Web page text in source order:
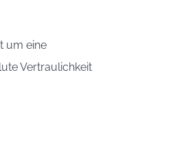
um eine
Vertraulichkeit